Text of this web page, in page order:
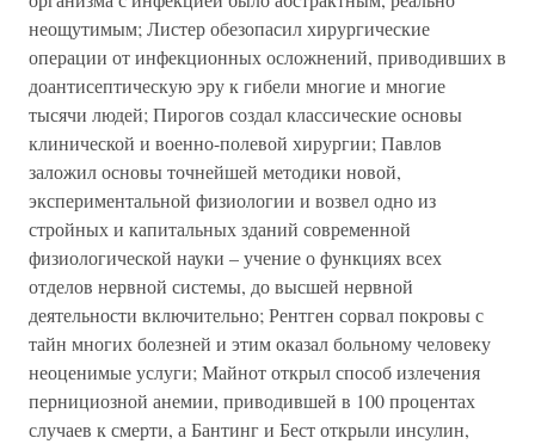
неощутимым; Листер обезопасил хирургические
операции от инфекционных осложнений, приводивших в
доантисептическую эру к гибели многие и многие
тысячи людей; Пирогов создал классические основы
клинической и военно-полевой хирургии; Павлов
заложил основы точнейшей методики новой,
экспериментальной физиологии и возвел одно из
стройных и капитальных зданий современной
физиологической науки – учение о функциях всех
отделов нервной системы, до высшей нервной
деятельности включительно; Рентген сорвал покровы с
тайн многих болезней и этим оказал больному человеку
неоценимые услуги; Майнот открыл способ излечения
пернициозной анемии, приводившей в 100 процентах
случаев к смерти, а Бантинг и Бест открыли инсулин,